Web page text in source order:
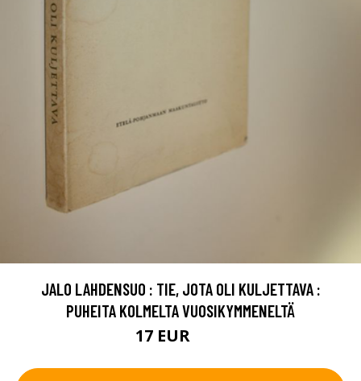
JALO LAHDENSUO : TIE, JOTA OLI KULJETTAVA :
PUHEITA KOLMELTA VUOSIKYMMENELTÄ
17 EUR